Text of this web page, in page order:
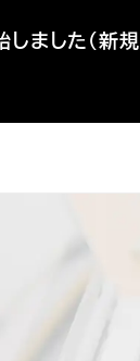
ました（新